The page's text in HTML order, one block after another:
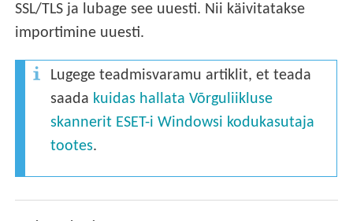
SSL/TLS ja lubage see uuesti. Nii käivitatakse
importimine uuesti.
Lugege teadmisvaramu artiklit, et teada
saada kuidas hallata Võrguliikluse
skannerit ESET-i Windowsi kodukasutaja
tootes.